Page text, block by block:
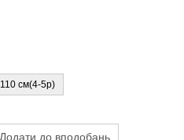
110 см(4-5р)